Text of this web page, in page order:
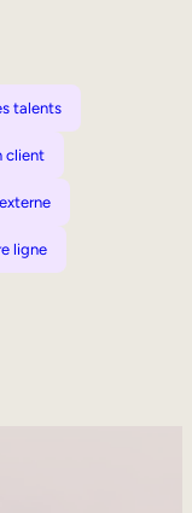
talents
client
ligne